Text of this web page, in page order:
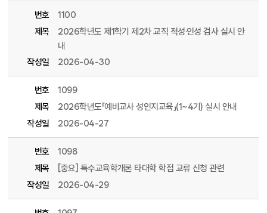
번호
1100
제목
2026학년도 제1학기 제2차 교직 적성·인성 검사 실시 안
내
작성일
2026-04-30
번호
1099
제목
2026학년도「예비교사 성인지교육」(1~4기) 실시 안내
작성일
2026-04-27
번호
1098
제목
[중요] 특수교육학개론 타대학 학점 교류 신청 관련
작성일
2026-04-29